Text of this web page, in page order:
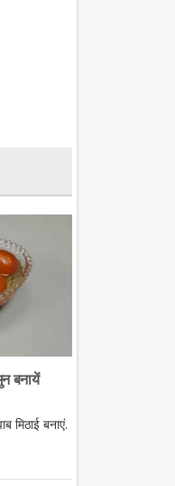
बनायें
मिठाई बनाएं.